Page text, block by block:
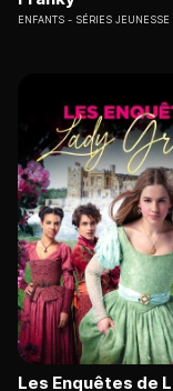
ENFANTS SÉRIES JEUNESSE
Les Enquêtes de